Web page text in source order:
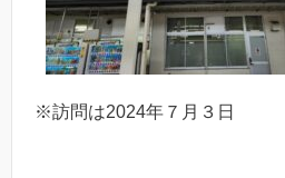
※訪問は2024年７月３日